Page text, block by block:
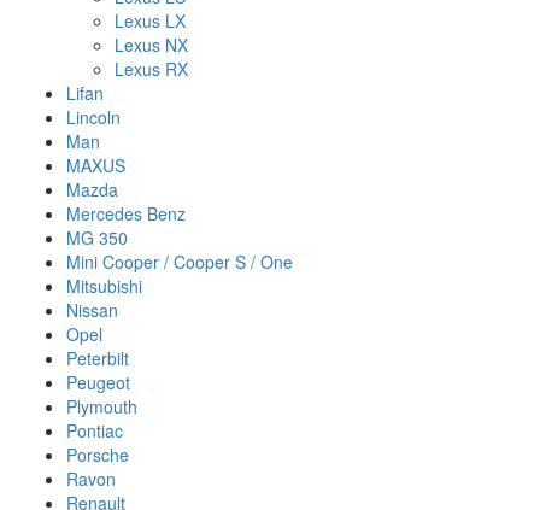
Lexus LX
Lexus NX
Lexus RX
Lifan
Lincoln
Man
MAXUS
Mazda
Mercedes Benz
MG 350
Mini Cooper / Cooper S / One
Mitsubishi
Nissan
Opel
Peterbilt
Peugeot
Plymouth
Pontiac
Porsche
Ravon
Renault